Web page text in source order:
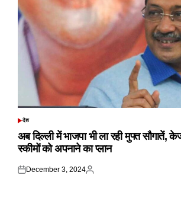
POSTED
देश
अब दिल्ली में भाजपा भी ला रही मुफ्त सौगातें,
स्कीमों को अपनाने का प्लान
Posted
December 3, 2024
Posted